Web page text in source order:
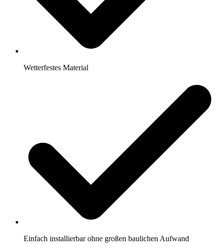
Wetterfestes Material
Einfach installierbar ohne großen baulichen Aufwand